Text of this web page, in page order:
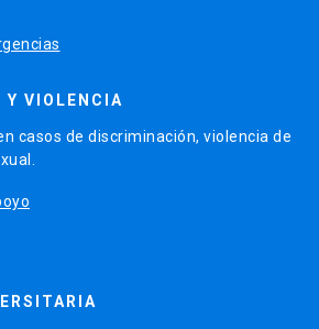
Y VIOLENCIA
casos de discriminación, violencia de